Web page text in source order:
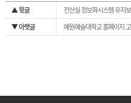
▲ 윗글
전산실 정보화시스템 유지
▼ 아랫글
예원예술대학교 홈페이지